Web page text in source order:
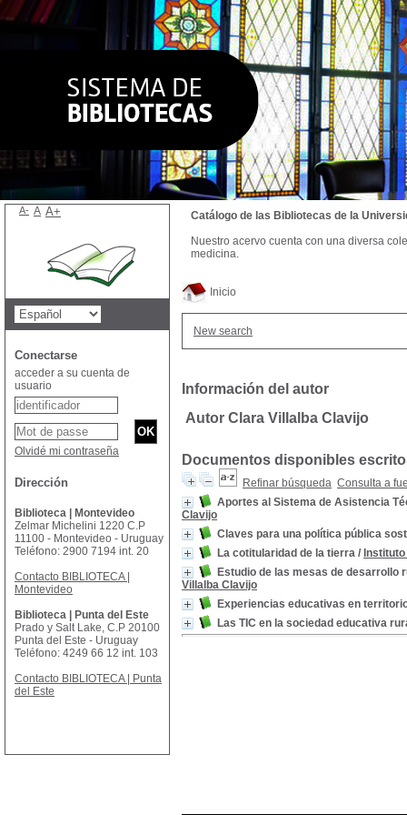
Inicio
New search
Información del autor
Autor Clara Villalba Clavijo
Documentos disponibles
Refinar búsqueda Consulta a
Aportes al Sistema de Asistencia
Clavijo
Claves para una política pública
La cotitularidad de la tierra /
Estudio de las mesas de desarrollo
Villalba Clavijo
Experiencias educativas en
Las TIC en la sociedad educativa
Catálogo de las Bibliotecas de la
Nuestro acervo cuenta con una diversa
medicina.
A- A A+
Conectarse
acceder a su cuenta de
usuario
Olvidé mi contraseña
Dirección
Biblioteca | Montevideo
Zelmar Michelini 1220 C.P
11100 - Montevideo - Uruguay
Teléfono: 2900 7194 int. 20
Contacto BIBLIOTECA |
Montevideo
Biblioteca | Punta del Este
Prado y Salt Lake, C.P 20100
Punta del Este - Uruguay
Teléfono: 4249 66 12 int. 103
Contacto BIBLIOTECA | Punta
del Este